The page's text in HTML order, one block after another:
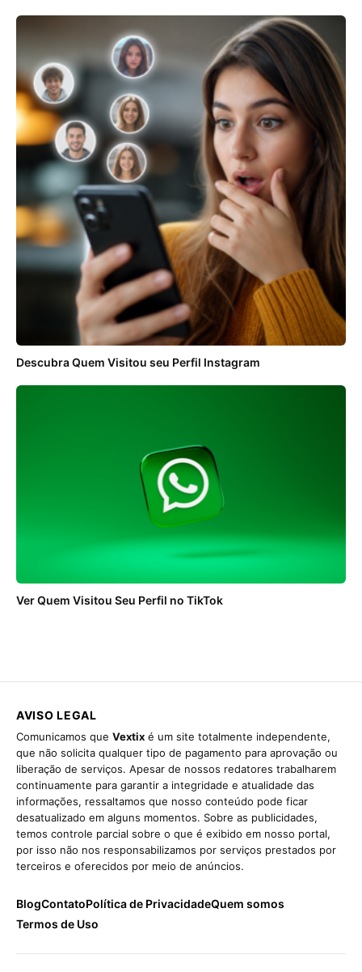
Descubra Quem Visitou seu Perfil Instagram
Ver Quem Visitou Seu Perfil no TikTok
AVISO LEGAL
Comunicamos que Vextix é um site totalmente independente,
que não solicita qualquer tipo de pagamento para aprovação ou
liberação de serviços. Apesar de nossos redatores trabalharem
continuamente para garantir a integridade e atualidade das
informações, ressaltamos que nosso conteúdo pode ficar
desatualizado em alguns momentos. Sobre as publicidades,
temos controle parcial sobre o que é exibido em nosso portal,
por isso não nos responsabilizamos por serviços prestados por
terceiros e oferecidos por meio de anúncios.
BlogContatoPolítica de PrivacidadeQuem somos
Termos de Uso